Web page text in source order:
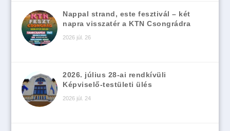
Nappal strand, este fesztivál – két
napra visszatér a KTN Csongrádra
2026 júl. 26
2026. július 28-ai rendkívüli
Képviselő-testületi ülés
2026 júl. 24